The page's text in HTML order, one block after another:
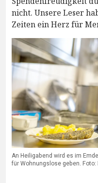
nicht. Unsere Leser
Zeiten ein Herz für
An Heiligabend wird es im
für Wohnungslose geben. Foto: